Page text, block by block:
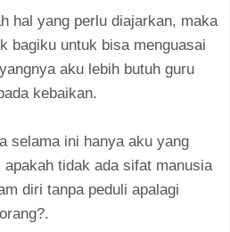
hal yang perlu diajarkan, maka
bagiku untuk bisa menguasai
aku lebih butuh guru
kebaikan.
selama ini hanya aku yang
tidak ada sifat manusia
diri tanpa peduli apalagi